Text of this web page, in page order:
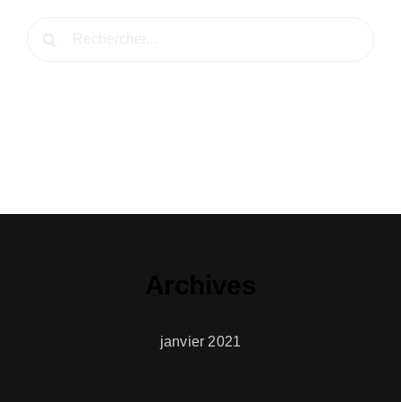
janvier 2021